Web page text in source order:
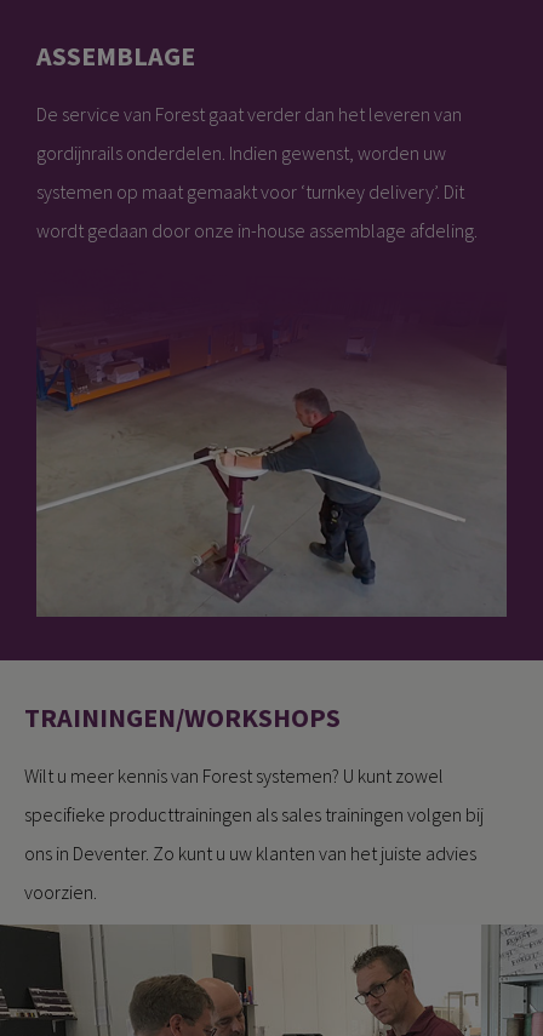
ASSEMBLAGE
De service van Forest gaat verder dan het leveren van
gordijnrails onderdelen. Indien gewenst, worden uw
systemen op maat gemaakt voor ‘turnkey delivery’. Dit
wordt gedaan door onze in-house assemblage afdeling.
TRAININGEN/WORKSHOPS
Wilt u meer kennis van Forest systemen? U kunt zowel
specifieke producttrainingen als sales trainingen volgen bij
ons in Deventer. Zo kunt u uw klanten van het juiste advies
voorzien.